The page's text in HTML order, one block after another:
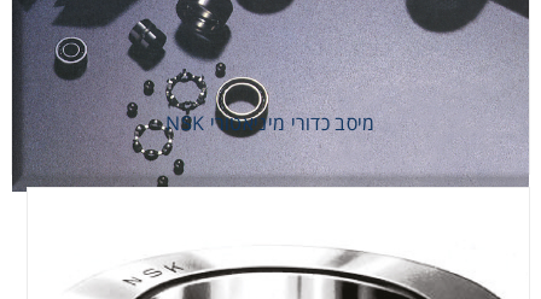
מיסב כדורי מיניאטורי NSK
מיסב כדורי מיניאטורי NSK